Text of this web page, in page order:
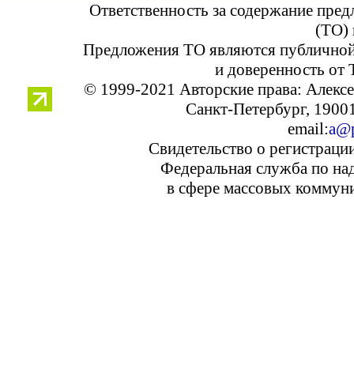
Ответственность за содержание
(ТО)
Предложения ТО являются
и доверенность от
© 1999-2021 Авторские права:
Санкт-Петербург,
email:
Свидетельство о
Федеральная служба по
в сфере массовых